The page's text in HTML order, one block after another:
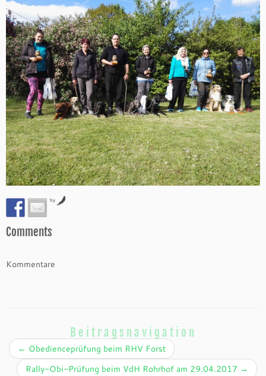
by
Comments
Kommentare
Beitragsnavigation
← Obedienceprüfung beim RHV Forst
Rally-Obi-Prüfung beim VdH Rohrhof am 29.04.2017 →